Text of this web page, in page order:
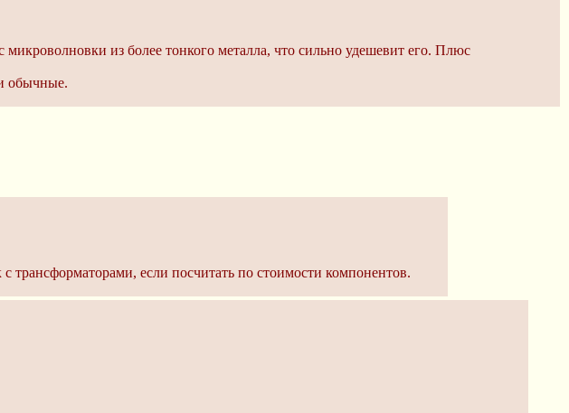
из более тонкого металла, что сильно удешевит его. Плюс
обычные.
если посчитать по стоимости компонентов.